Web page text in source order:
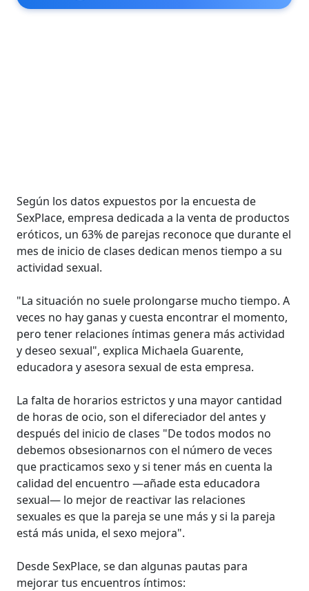
Según los datos expuestos por la encuesta de
SexPlace, empresa dedicada a la venta de productos
eróticos, un 63% de parejas reconoce que durante el
mes de inicio de clases dedican menos tiempo a su
actividad sexual.
"La situación no suele prolongarse mucho tiempo. A
veces no hay ganas y cuesta encontrar el momento,
pero tener relaciones íntimas genera más actividad
y deseo sexual", explica Michaela Guarente,
educadora y asesora sexual de esta empresa.
La falta de horarios estrictos y una mayor cantidad
de horas de ocio, son el difereciador del antes y
después del inicio de clases "De todos modos no
debemos obsesionarnos con el número de veces
que practicamos sexo y si tener más en cuenta la
calidad del encuentro —añade esta educadora
sexual— lo mejor de reactivar las relaciones
sexuales es que la pareja se une más y si la pareja
está más unida, el sexo mejora".
Desde SexPlace, se dan algunas pautas para
mejorar tus encuentros íntimos: